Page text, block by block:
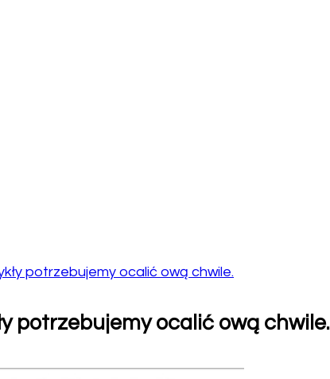
potrzebujemy ocalić ową chwile.
potrzebujemy ocalić ową chwile.